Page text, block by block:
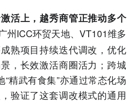
活上，越秀商管正推动多个
州ICC环贸天地、VT101维多
熟项目持续迭代调改，优化
，长效激活商圈活力；跨城
精武有食集”亦通过常态化场
验证了这套调改模式的通用